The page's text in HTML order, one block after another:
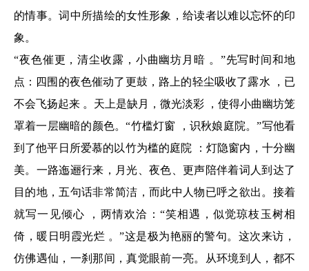
的情事。词中所描绘的女性形象，给读者以难以忘怀的印
象。
“夜色催更，清尘收露，小曲幽坊月暗 。”先写时间和地
点：四围的夜色催动了更鼓，路上的轻尘吸收了露水 ，已
不会飞扬起来 。天上是缺月，微光淡彩 ，使得小曲幽坊笼
罩着一层幽暗的颜色。“竹槛灯窗 ，识秋娘庭院。”写他看
到了他平日所爱慕的以竹为槛的庭院 ：灯隐窗内，十分幽
美。一路迤逦行来，月光、夜色、更声陪伴着词人到达了
目的地，五句话非常简洁，而此中人物已呼之欲出。接着
就写一见倾心 ，两情欢洽：“笑相遇，似觉琼枝玉树相
倚，暖日明霞光烂 。”这是极为艳丽的警句。这次来访，
仿佛遇仙，一刹那间，真觉眼前一亮。从环境到人，都不